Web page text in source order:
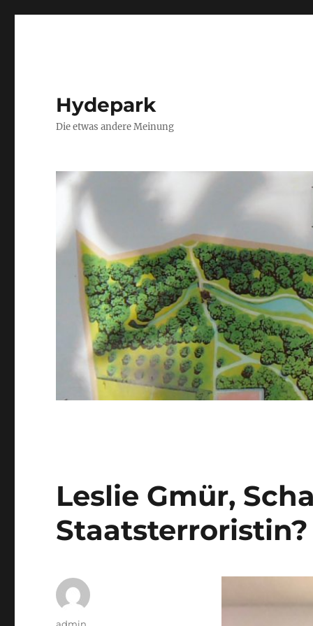
Hydepark
Die etwas andere Meinung
Leslie Gmür,
Staatsterroristin?
Autor